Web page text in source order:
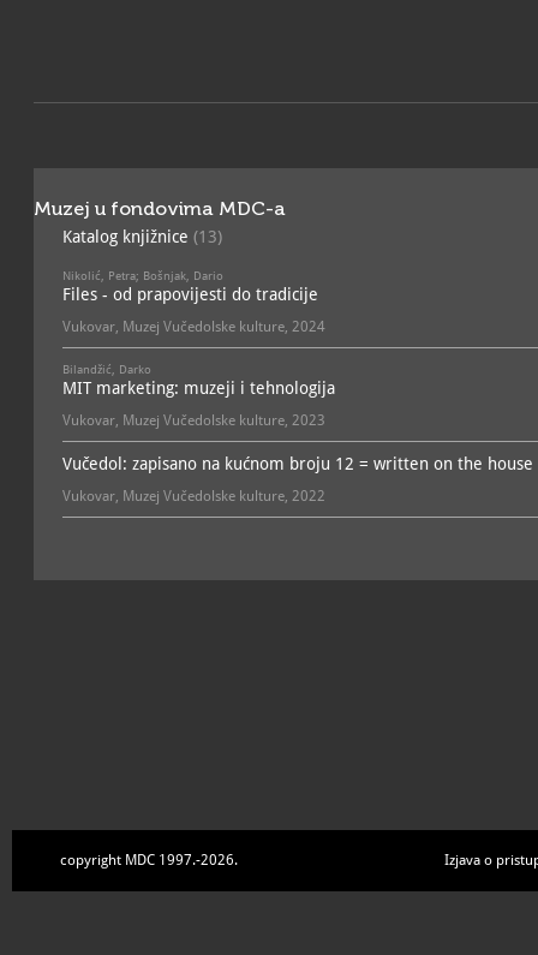
Muzej u fondovima MDC-a
Katalog knjižnice (13)
Nikolić, Petra; Bošnjak, Dario
Files - od prapovijesti do tradicije
Vukovar, Muzej Vučedolske kulture, 2024
Bilandžić, Darko
MIT marketing: muzeji i tehnologija
Vukovar, Muzej Vučedolske kulture, 2023
Vučedol: zapisano na kućnom broju 12 = written on the
Vukovar, Muzej Vučedolske kulture, 2022
copyright MDC 1997.-2026. Izjava o